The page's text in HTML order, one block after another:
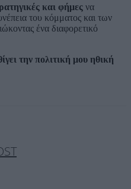
και φήμες να
του κόμματος και των
ένα διαφορετικό
την πολιτική μου ηθική